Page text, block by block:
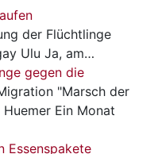
der Flüchtlinge
Ulu Ja, am…
gegen die
"Marsch der
Ein Monat
Essenspakete